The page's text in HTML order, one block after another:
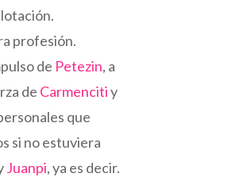
profesión.
de Petezin, a
de Carmencitiy
que
si no estuviera
Juanpi, ya es decir.